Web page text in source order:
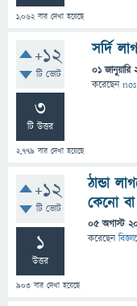
1,062বার দেখা হয়েছে
+12
টি ভোট
3
টি উত্তর
2,779 বার দেখা হয়েছে
সর্দি
01 জানুয়ারি
করেছেন
+12
টি ভোট
1
উত্তর
903 বার দেখা হয়েছে
ঠান্ডা
কেনো বা
05 অগাস্ট
করেছেন